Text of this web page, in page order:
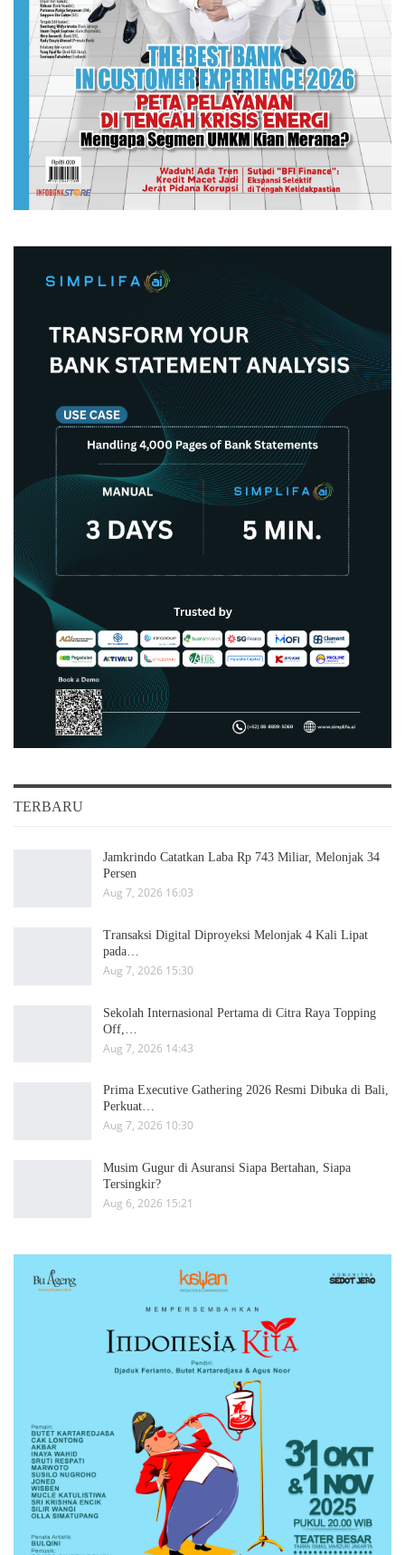
TERBARU
Jamkrindo Catatkan Laba Rp 743 Miliar, Melonjak 34
Persen
Aug 7, 2026 16:03
Transaksi Digital Diproyeksi Melonjak 4 Kali Lipat
pada…
Aug 7, 2026 15:30
Sekolah Internasional Pertama di Citra Raya Topping
Off,…
Aug 7, 2026 14:43
Prima Executive Gathering 2026 Resmi Dibuka di Bali,
Perkuat…
Aug 7, 2026 10:30
Musim Gugur di Asuransi Siapa Bertahan, Siapa
Tersingkir?
Aug 6, 2026 15:21